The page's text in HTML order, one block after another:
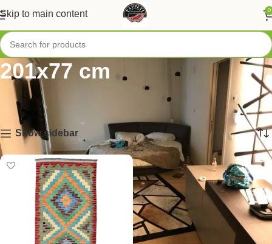
Skip to main content 0
201x77 cm
Home / Tappeti per Dimensioni Tappeti Piccoli
201x77 cm
Visualizzazione del risultato
Show sidebar